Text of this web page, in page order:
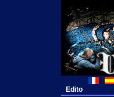
Edito